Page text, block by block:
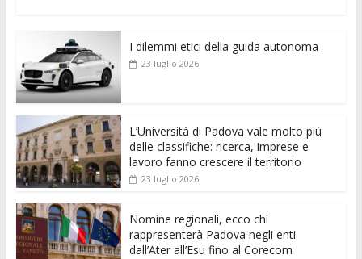
e
b
o
o
k
itt
er
ai
l s
p
ss
e
er
di e di
I dilemmi etici della guida autonoma
23 luglio 2026
L’Università di Padova vale molto più
delle classifiche: ricerca, imprese e
lavoro fanno crescere il territorio
23 luglio 2026
Nomine regionali, ecco chi
rappresenterà Padova negli enti:
dall’Ater all’Esu fino al Corecom